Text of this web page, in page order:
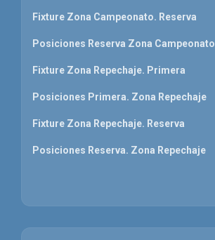
Fixture Zona Campeonato. Reserva
Posiciones Reserva Zona Campeonato
Fixture Zona Repechaje. Primera
Posiciones Primera. Zona Repechaje
Fixture Zona Repechaje. Reserva
Posiciones Reserva. Zona Repechaje